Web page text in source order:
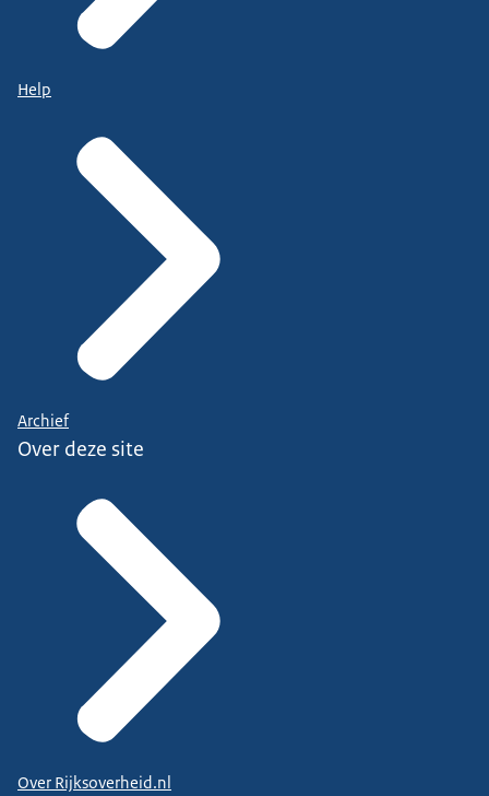
Help
Archief
Over deze site
Over Rijksoverheid.nl